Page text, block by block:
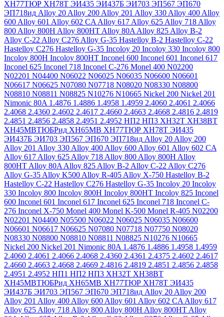
ХН77ТЮР ХН78Т ЭИ435 ЭИ437Б ЭИ703 ЭП567 ЭП670
ЭП718ид Alloy 20 Alloy 200 Alloy 201 Alloy 330 Alloy 400 Alloy
600 Alloy 601 Alloy 602 CA Alloy 617 Alloy 625 Alloy 718 Alloy
800 Alloy 800H Alloy 800HT Alloy 80A Alloy 825 Alloy B-2
Alloy C-22 Alloy C276 Alloy G-35 Hastelloy B-2 Hastelloy C-22
Hastelloy C276 Hastelloy G-35 Incoloy 20 Incoloy 330 Incoloy 800
Incoloy 800H Incoloy 800HT Inconel 600 Inconel 601 Inconel 617
Inconel 625 Inconel 718 Inconel C-276 Monel 400 N02200
N02201 N04400 N06022 N06025 N06035 N06600 N06601
N06617 N06625 N07080 N07718 N08020 N08330 N08800
N08810 N08811 N08825 N10276 N10665 Nickel 200 Nickel 201
Nimonic 80A 1.4876 1.4886 1.4958 1.4959 2.4060 2.4061 2.4066
2.4068 2.4360 2.4602 2.4617 2.4660 2.4663 2.4668 2.4816 2.4819
2.4851 2.4856 2.4858 2.4951 2.4952 НП2 НП3 ХН32Т ХН38ВТ
ХН45МВТЮБРид ХН65МВ ХН77ТЮР ХН78Т ЭИ435
ЭИ437Б ЭИ703 ЭП567 ЭП670 ЭП718ид Alloy 20 Alloy 200
Alloy 201 Alloy 330 Alloy 400 Alloy 600 Alloy 601 Alloy 602 CA
Alloy 617 Alloy 625 Alloy 718 Alloy 800 Alloy 800H Alloy
800HT Alloy 80A Alloy 825 Alloy B-2 Alloy C-22 Alloy C276
Alloy G-35 Alloy K500 Alloy R-405 Alloy X-750 Hastelloy B-2
Hastelloy C-22 Hastelloy C276 Hastelloy G-35 Incoloy 20 Incoloy
330 Incoloy 800 Incoloy 800H Incoloy 800HT Incoloy 825 Inconel
600 Inconel 601 Inconel 617 Inconel 625 Inconel 718 Inconel C-
276 Inconel X-750 Monel 400 Monel K-500 Monel R-405 N02200
N02201 N04400 N05500 N06022 N06025 N06035 N06600
N06601 N06617 N06625 N07080 N07718 N07750 N08020
N08330 N08800 N08810 N08811 N08825 N10276 N10665
Nickel 200 Nickel 201 Nimonic 80A 1.4876 1.4886 1.4958 1.4959
2.4060 2.4061 2.4066 2.4068 2.4360 2.4361 2.4375 2.4602 2.4617
2.4660 2.4663 2.4668 2.4669 2.4816 2.4819 2.4851 2.4856 2.4858
2.4951 2.4952 НП1 НП2 НП3 ХН32Т ХН38ВТ
ХН45МВТЮБРид ХН65МВ ХН77ТЮР ХН78Т ЭИ435
ЭИ437Б ЭИ703 ЭП567 ЭП670 ЭП718ид Alloy 20 Alloy 200
Alloy 201 Alloy 400 Alloy 600 Alloy 601 Alloy 602 CA Alloy 617
Alloy 625 Alloy 718 Alloy 800 Alloy 800H Alloy 800HT Alloy